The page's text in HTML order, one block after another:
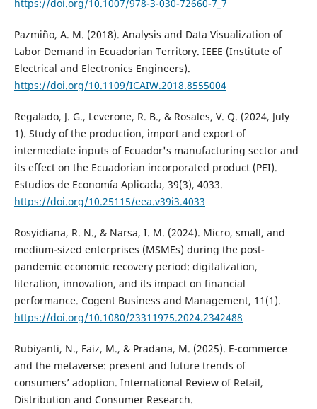
https://doi.org/10.1007/978-3-030-72660-7_7
Pazmiño, A. M. (2018). Analysis and Data Visualization of
Labor Demand in Ecuadorian Territory. IEEE (Institute of
Electrical and Electronics Engineers).
https://doi.org/10.1109/ICAIW.2018.8555004
Regalado, J. G., Leverone, R. B., & Rosales, V. Q. (2024, July
1). Study of the production, import and export of
intermediate inputs of Ecuador's manufacturing sector and
its effect on the Ecuadorian incorporated product (PEI).
Estudios de Economía Aplicada, 39(3), 4033.
https://doi.org/10.25115/eea.v39i3.4033
Rosyidiana, R. N., & Narsa, I. M. (2024). Micro, small, and
medium-sized enterprises (MSMEs) during the post-
pandemic economic recovery period: digitalization,
literation, innovation, and its impact on financial
performance. Cogent Business and Management, 11(1).
https://doi.org/10.1080/23311975.2024.2342488
Rubiyanti, N., Faiz, M., & Pradana, M. (2025). E-commerce
and the metaverse: present and future trends of
consumers’ adoption. International Review of Retail,
Distribution and Consumer Research.